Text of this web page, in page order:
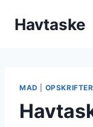
Havtaske
MAD OPSKRIFTER